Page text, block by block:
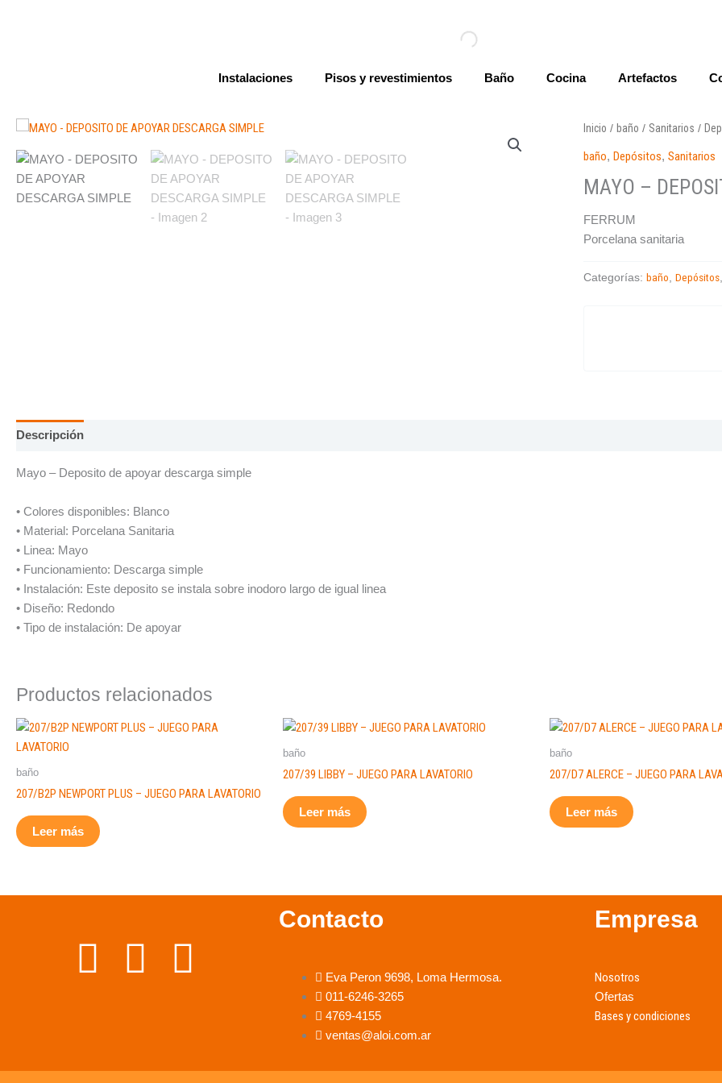
Instalaciones Pisos y revestimientos Baño Cocina Artefactos
Inicio / baño / Sanitarios /
baño,Depósitos,Sanitarios
MAYO –
FERRUM
Porcelana sanitaria
Categorías:baño ,Depósitos
Descripción
Mayo – Deposito de apoyar descarga simple
• Colores disponibles: Blanco
• Material: Porcelana Sanitaria
• Linea: Mayo
• Funcionamiento: Descarga simple
• Instalación: Este deposito se instala sobre inodoro largo de igual linea
• Diseño: Redondo
• Tipo de instalación: De apoyar
Productos relacionados
baño
207/B2P NEWPORT PLUS – JUEGO PARA LAVATORIO
Leer más
baño
207/39 LIBBY – JUEGO PARA LAVATORIO
Leer más
baño
207/D7 ALERCE – JUEGO PARA
Leer más
F
I
W
Contacto
Eva Peron 9698, Loma Hermosa.
011-6246-3265
4769-4155
ventas@aloi.com.ar
Empresa
Nosotros
Ofertas
Bases y condiciones